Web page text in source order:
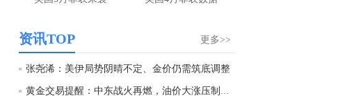
更多>>
资讯TOP
张尧浠：美伊局势阴晴不定、金价仍需筑底调整
黄金交易提醒：中东战火再燃，油价大涨压制金价...